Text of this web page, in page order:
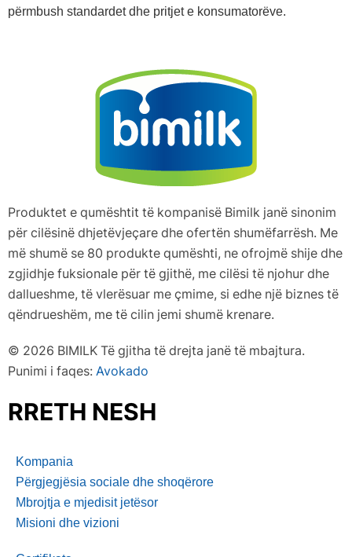
përmbush standardet dhe pritjet e konsumatorëve.
Produktet e qumështit të kompanisë Bimilk janë sinonim
për cilësinë dhjetëvjeçare dhe ofertën shumëfarrësh. Me
më shumë se 80 produkte qumështi, ne ofrojmë shije dhe
zgjidhje fuksionale për të gjithë, me cilësi të njohur dhe
dallueshme, të vlerësuar me çmime, si edhe një biznes të
qëndrueshëm, me të cilin jemi shumë krenare.
© 2026 BIMILK Të gjitha të drejta janë të mbajtura.
Punimi i faqes: Avokado
RRETH NESH
Kompania
Përgjegjësia sociale dhe shoqërore
Mbrojtja e mjedisit jetësor
Misioni dhe vizioni